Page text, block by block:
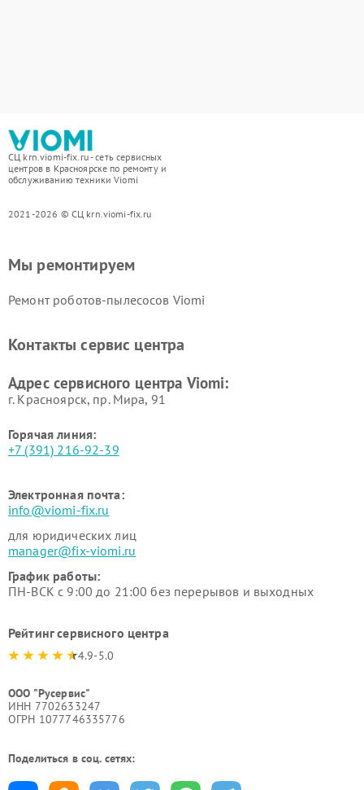
СЦ krn.viomi-fix.ru - сеть сервисных
центров в Красноярске по ремонту и
обслуживанию техники Viomi
2021-2026 © СЦ krn.viomi-fix.ru
Мы ремонтируем
Ремонт роботов-пылесосов Viomi
Контакты сервис центра
Адрес сервисного центра Viomi:
г. Красноярск, ​пр. Мира, 91
Горячая линия:
+7 (391) 216-92-39
Электронная почта:
info@viomi-fix.ru
для юридических лиц
manager@fix-viomi.ru
График работы:
ПН-ВСК с 9:00 до 21:00 без перерывов и выходных
Рейтинг сервисного центра
4.9-5.0
ООО "Русервис"
ИНН 7702633247
ОГРН 1077746335776
Поделиться в соц. сетях: